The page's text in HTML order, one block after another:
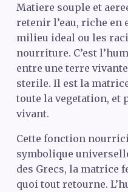
Matiere souple et
retenir l’eau, riche
milieu ideal ou les
nourriture. C’est
entre une terre
sterile. Il est la
toute la vegetation, et
vivant.
Cette fonction
symbolique
des Grecs, la matrice
quoi tout retourne.